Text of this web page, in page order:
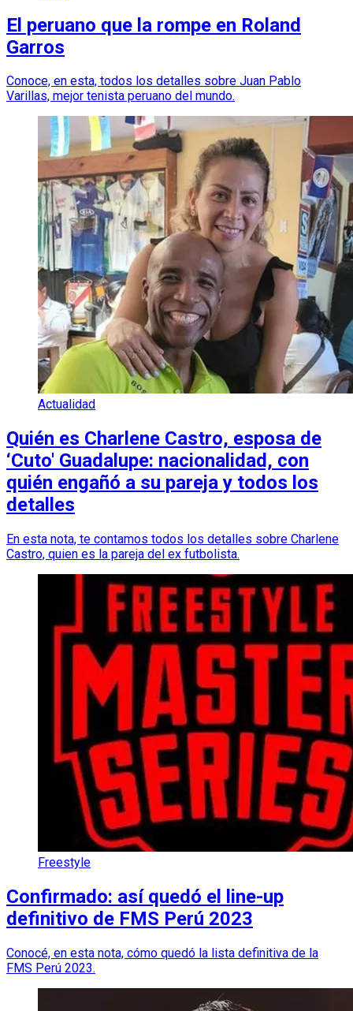
El peruano que la rompe en Roland
Garros
Conoce, en esta, todos los detalles sobre Juan Pablo
Varillas, mejor tenista peruano del mundo.
Actualidad
Quién es Charlene Castro, esposa de
‘Cuto' Guadalupe: nacionalidad, con
quién engañó a su pareja y todos los
detalles
En esta nota, te contamos todos los detalles sobre Charlene
Castro, quien es la pareja del ex futbolista.
Freestyle
Confirmado: así quedó el line-up
definitivo de FMS Perú 2023
Conocé, en esta nota, cómo quedó la lista definitiva de la
FMS Perú 2023.